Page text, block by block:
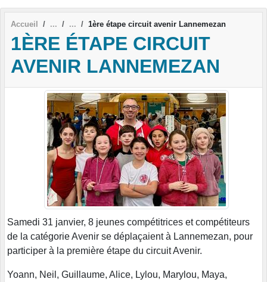
Accueil 1ère étape circuit avenir Lannemezan
1ÈRE ÉTAPE CIRCUIT
AVENIR LANNEMEZAN
Samedi 31 janvier, 8 jeunes compétitrices et compétiteurs
de la catégorie Avenir se déplaçaient à Lannemezan, pour
participer à la première étape du circuit Avenir.
Yoann, Neil, Guillaume, Alice, Lylou, Marylou, Maya,